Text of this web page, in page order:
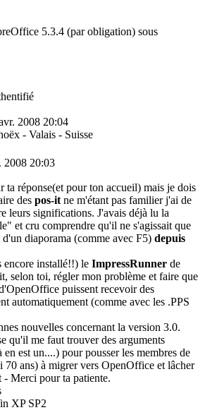
5.3.4 (par obligation) sous
2008 20:04
- Valais - Suisse
2008 20:03
réponse(et pour ton accueil) mais je dois
des pos-it ne m'étant pas familier j'ai de
leurs significations. J'avais déjà lu la
et cru comprendre qu'il ne s'agissait que
diaporama (comme avec F5) depuis
encore installé!!) le ImpressRunner de
selon toi, régler mon problème et faire que
puissent recevoir des
automatiquement (comme avec les .PPS
nouvelles concernant la version 3.0.
qu'il me faut trouver des arguments
est un....) pour pousser les membres de
70 ans) à migrer vers OpenOffice et lâcher
- Merci pour ta patiente.
XP SP2